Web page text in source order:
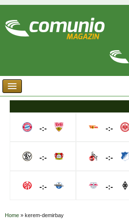
-:-
-:-
-:-
-:-
-:-
-:-
Home » kerem-demirbay